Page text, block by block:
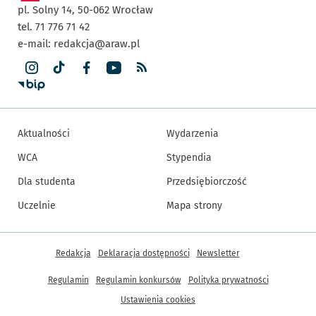
pl. Solny 14, 50-062 Wrocław
tel. 71 776 71 42
e-mail: redakcja@araw.pl
Aktualności
WCA
Dla studenta
Uczelnie
Wydarzenia
Stypendia
Przedsiębiorczość
Mapa strony
Inne informacje
Redakcja Deklaracja dostępności Newsletter
Regulamin Regulamin konkursów
Polityka prywatności
Ustawienia cookies